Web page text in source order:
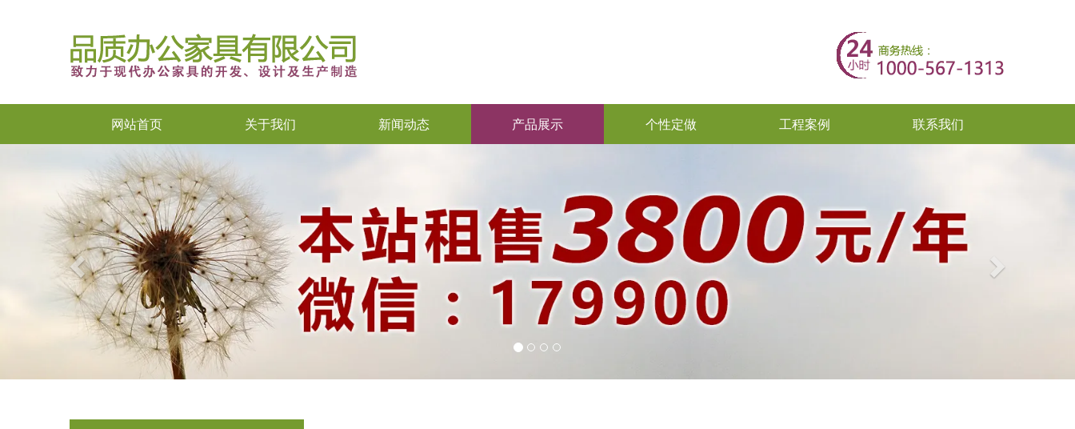
网站首页 关于我们 新闻动态 产品展示 个性定做 工程案例 联系我们